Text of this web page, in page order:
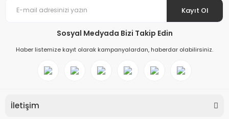
Kayıt Ol
Sosyal Medyada Bizi Takip Edin
Haber listemize kayıt olarak kampanyalardan, haberdar olabilirsiniz.
İletişim